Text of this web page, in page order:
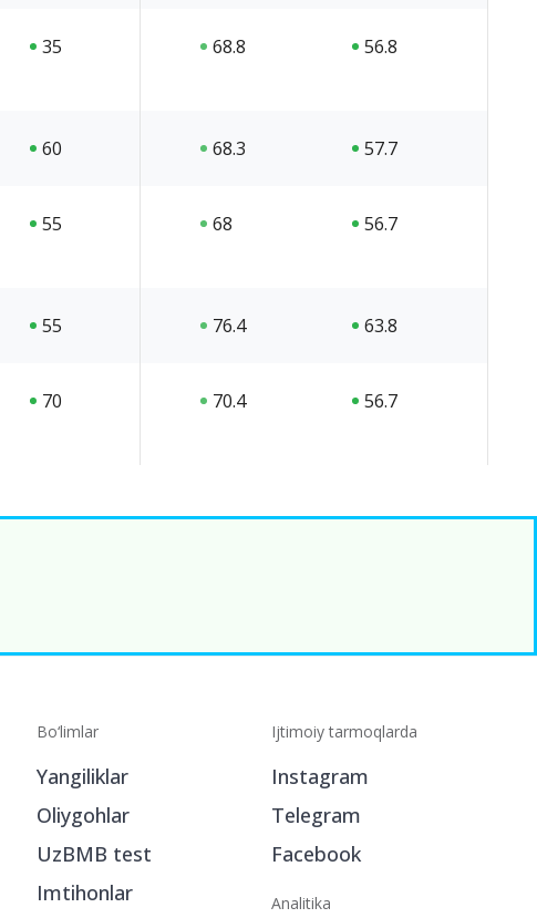
35 68.8 56.8
60 68.3 57.7
55 68 56.7
55 76.4 63.8
70 70.4 56.7
Bo‘limlar
Yangiliklar
Oliygohlar
UzBMB test
Imtihonlar
Ijtimoiy tarmoqlarda
Instagram
Telegram
Facebook
Analitika